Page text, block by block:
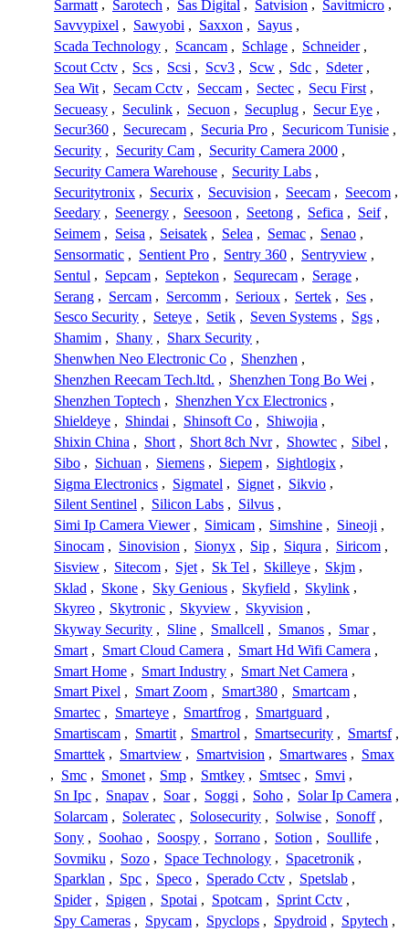
Sarmatt , Sarotech , Sas Digital , Satvision , Savitmicro ,
Savvypixel , Sawyobi , Saxxon , Sayus ,
Scada Technology , Scancam , Schlage , Schneider ,
Scout Cctv , Scs , Scsi , Scv3 , Scw , Sdc , Sdeter ,
Sea Wit , Secam Cctv , Seccam , Sectec , Secu First ,
Secueasy , Seculink , Secuon , Secuplug , Secur Eye ,
Secur360 , Securecam , Securia Pro , Securicom Tunisie ,
Security , Security Cam , Security Camera 2000 ,
Security Camera Warehouse , Security Labs ,
Securitytronix , Securix , Secuvision , Seecam , Seecom ,
Seedary , Seenergy , Seesoon , Seetong , Sefica , Seif ,
Seimem , Seisa , Seisatek , Selea , Semac , Senao ,
Sensormatic , Sentient Pro , Sentry 360 , Sentryview ,
Sentul , Sepcam , Septekon , Sequrecam , Serage ,
Serang , Sercam , Sercomm , Serioux , Sertek , Ses ,
Sesco Security , Seteye , Setik , Seven Systems , Sgs ,
Shamim , Shany , Sharx Security ,
Shenwhen Neo Electronic Co , Shenzhen ,
Shenzhen Reecam Tech.ltd. , Shenzhen Tong Bo Wei ,
Shenzhen Toptech , Shenzhen Ycx Electronics ,
Shieldeye , Shindai , Shinsoft Co , Shiwojia ,
Shixin China , Short , Short 8ch Nvr , Showtec , Sibel ,
Sibo , Sichuan , Siemens , Siepem , Sightlogix ,
Sigma Electronics , Sigmatel , Signet , Sikvio ,
Silent Sentinel , Silicon Labs , Silvus ,
Simi Ip Camera Viewer , Simicam , Simshine , Sineoji ,
Sinocam , Sinovision , Sionyx , Sip , Siqura , Siricom ,
Sisview , Sitecom , Sjet , Sk Tel , Skilleye , Skjm ,
Sklad , Skone , Sky Genious , Skyfield , Skylink ,
Skyreo , Skytronic , Skyview , Skyvision ,
Skyway Security , Sline , Smallcell , Smanos , Smar ,
Smart , Smart Cloud Camera , Smart Hd Wifi Camera ,
Smart Home , Smart Industry , Smart Net Camera ,
Smart Pixel , Smart Zoom , Smart380 , Smartcam ,
Smartec , Smarteye , Smartfrog , Smartguard ,
Smartiscam , Smartit , Smartrol , Smartsecurity , Smartsf ,
Smarttek , Smartview , Smartvision , Smartwares , Smax
, Smc , Smonet , Smp , Smtkey , Smtsec , Smvi ,
Sn Ipc , Snapav , Soar , Soggi , Soho , Solar Ip Camera ,
Solarcam , Soleratec , Solosecurity , Solwise , Sonoff ,
Sony , Soohao , Soospy , Sorrano , Sotion , Soullife ,
Sovmiku , Sozo , Space Technology , Spacetronik ,
Sparklan , Spc , Speco , Sperado Cctv , Spetslab ,
Spider , Spigen , Spotai , Spotcam , Sprint Cctv ,
Spy Cameras , Spycam , Spyclops , Spydroid , Spytech ,